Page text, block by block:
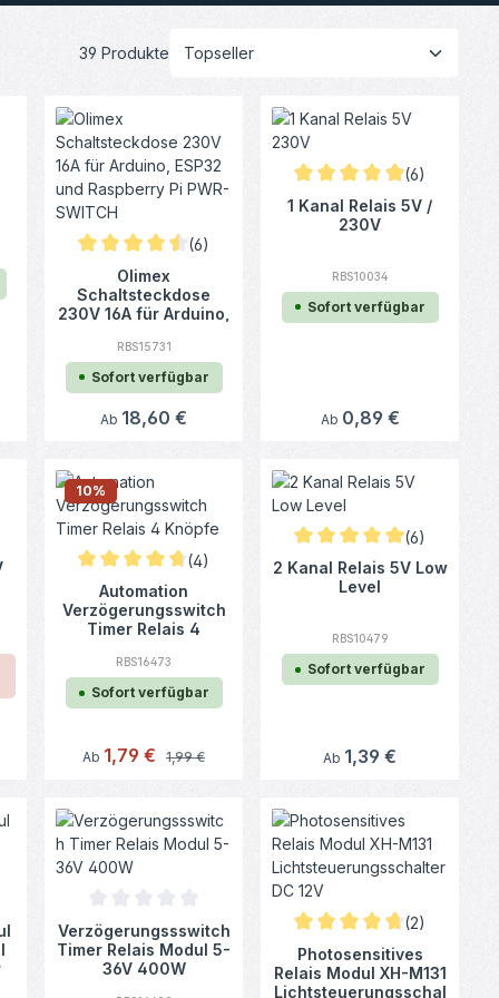
39 Produkte
von 5 von 5 Sternen
Durchschnittliche Bewertung von 4.58 von 5 Sternen
(6)
Olimex
Schaltsteckdose
230V 16A für Arduino,
Pi PWR-SWITCH
RBS15731
Sofort verfügbar
Regulärer Preis:
Ab 18,60 €
Durchschnittliche
(6)
1 Kanal Relais 5V /
230V
RBS10034
Sofort verfügbar
Regulärer Preis:
Ab 0,89 €
von 4.89 von 5 Sternen
10%
Durchschnittliche Bewertung von 4.75 von 5 Sternen
(4)
Automation
Verzögerungsswitch
Timer Relais 4
RBS16473
Sofort verfügbar
Verkaufspreis:
Ab 1,79 € Regulärer Preis:
1,99 €
Durchschnittliche
(6)
2 Kanal Relais 5V Low
Level
RBS10479
Sofort verfügbar
Regulärer Preis:
Ab 1,39 €
von 4.86 von 5 Sternen
Durchschnittliche Bewertung von 0 von 5 Sternen
Verzögerungssswitch
Timer Relais Modul 5-
36V 400W
Durchschnittliche
(2)
Photosensitives
Relais Modul XH-M131
Lichtsteuerungsschal